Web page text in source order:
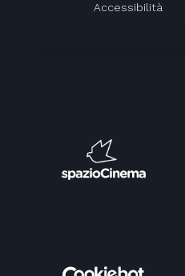
Accessibilità